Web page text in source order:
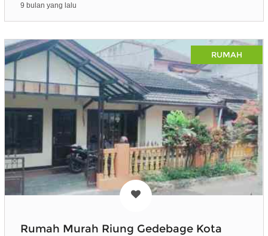
9 bulan yang lalu
RUMAH
Rumah Murah Riung Gedebage Kota